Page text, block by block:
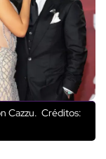
Cazzu. Créditos: